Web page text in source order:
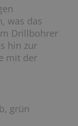
was das
Drillbohrer
hin zur
mit der
grün